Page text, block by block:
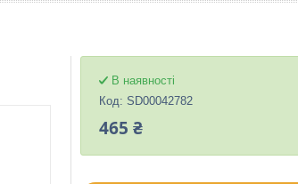
В наявності
Код: SD00042782
465 ₴